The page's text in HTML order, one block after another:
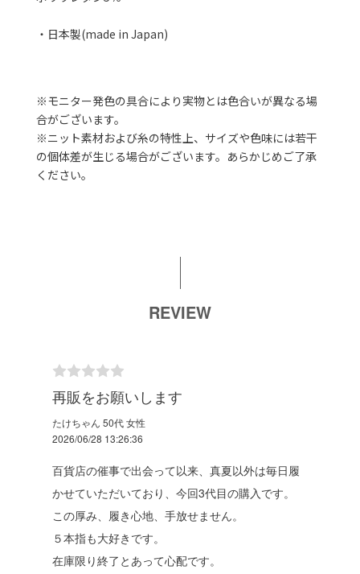
・日本製(made in Japan)
※モニター発色の具合により実物とは色合いが異なる場
合がございます。
※ニット素材および糸の特性上、サイズや色味には若干
の個体差が生じる場合がございます。あらかじめご了承
ください。
REVIEW
再販をお願いします
たけちゃん 50代 女性
2026/06/28 13:26:36
百貨店の催事で出会って以来、真夏以外は毎日履
かせていただいており、今回3代目の購入です。
この厚み、履き心地、手放せません。
５本指も大好きです。
在庫限り終了とあって心配です。